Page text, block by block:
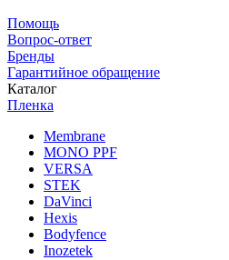
Помощь
Вопрос-ответ
Бренды
Гарантийное обращение
Каталог
Пленка
Membrane
MONO PPF
VERSA
STEK
DaVinci
Hexis
Bodyfence
Inozetek